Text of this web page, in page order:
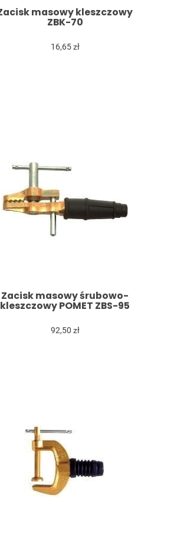
masowy kleszczowy
ZBK-70
16,65 zł
Zacisk masowy śrubowo-
kleszczowy POMET ZBS-95
92,50 zł